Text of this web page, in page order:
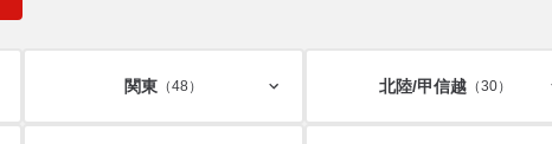
関東 （48） 北陸/甲信越 （30）